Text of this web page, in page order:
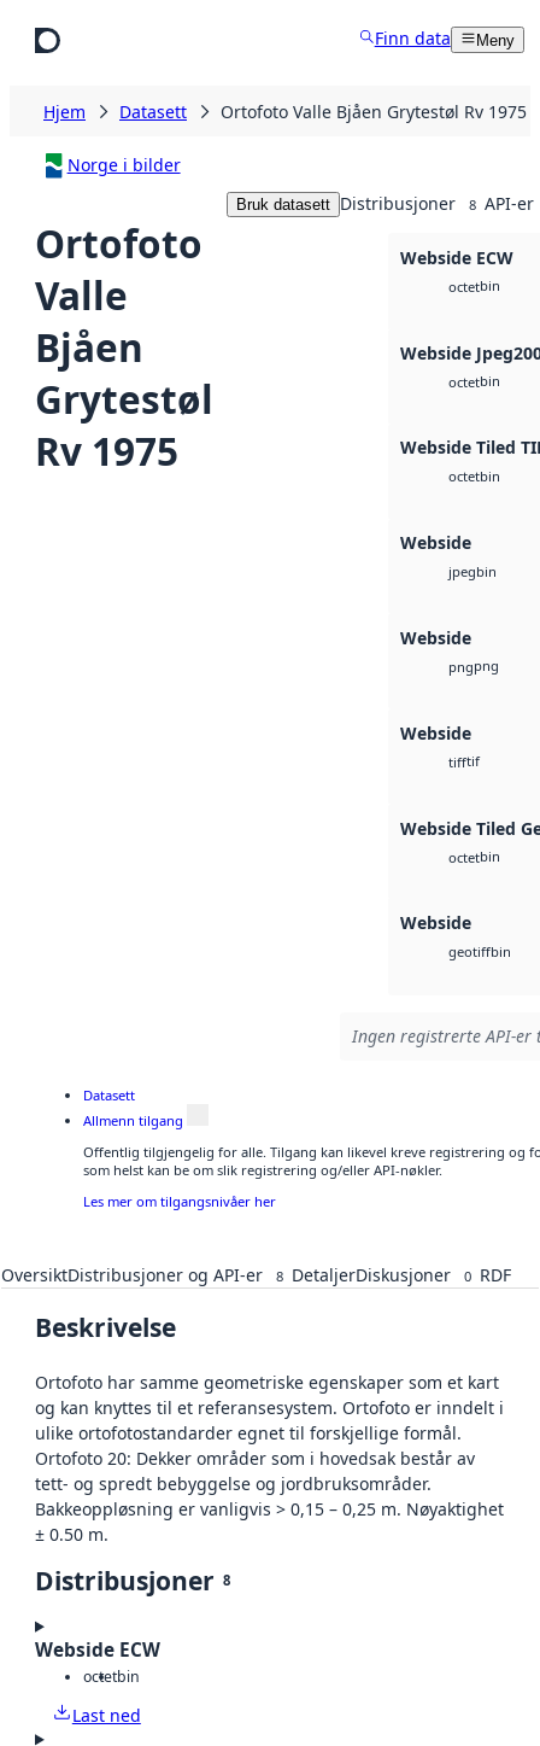
Finn data Meny
Hjem Datasett Ortofoto Valle Bjåen Grytestøl Rv 1975
Norge i bilder
Ortofoto
Valle
Bjåen
Grytestøl
Rv 1975
Bruk datasett Distribusjoner 8 API-er
Webside ECW
octetbin
Webside
octetbin
Webside Tiled
octetbin
Webside
jpegbin
Webside
pngpng
Webside
tifftif
Webside Tiled
octetbin
Webside
geotiffbin
Ingen registrerte API-
Datasett
Allmenn tilgang
Offentlig tilgjengelig for alle. Tilgang kan likevel kreve registrering og
som helst kan be om slik registrering og/eller API-nøkler.
Les mer om tilgangsnivåer her
OversiktDistribusjoner og API-er 8 DetaljerDiskusjoner 0 RDF
Beskrivelse
Ortofoto har samme geometriske egenskaper som et kart
og kan knyttes til et referansesystem. Ortofoto er inndelt i
ulike ortofotostandarder egnet til forskjellige formål.
Ortofoto 20: Dekker områder som i hovedsak består av
tett- og spredt bebyggelse og jordbruksområder.
Bakkeoppløsning er vanligvis > 0,15 – 0,25 m. Nøyaktighet
± 0.50 m.
Distribusjoner 8
Webside ECW
octetbin
Last ned